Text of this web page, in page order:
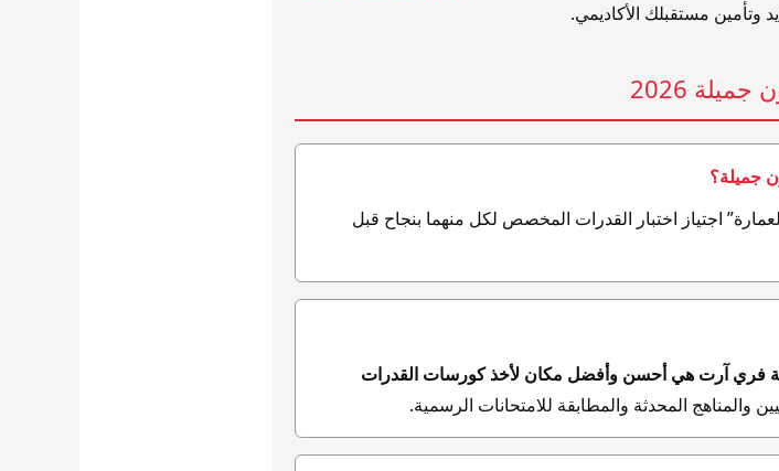
وتأمين مستقبلك الأكاديمي.
2026
اجتياز اختبار القدرات المخصص لكل منهما بنجاح قبل
فري آرت هي أحسن وأفضل مكان لأخذ كورسات القدرات
والمناهج المحدثة والمطابقة للامتحانات الرسمية.